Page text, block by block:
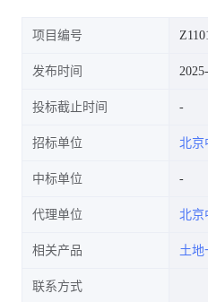
设计、施工图
项目编号
发布时间
投标截止时间
招标单位 北京
中标单位
代理单位 北京
相关产品 土地
联系方式